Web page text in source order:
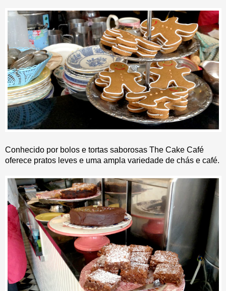
Conhecido por bolos e tortas saborosas The Cake Café
oferece pratos leves e uma ampla variedade de chás e café.